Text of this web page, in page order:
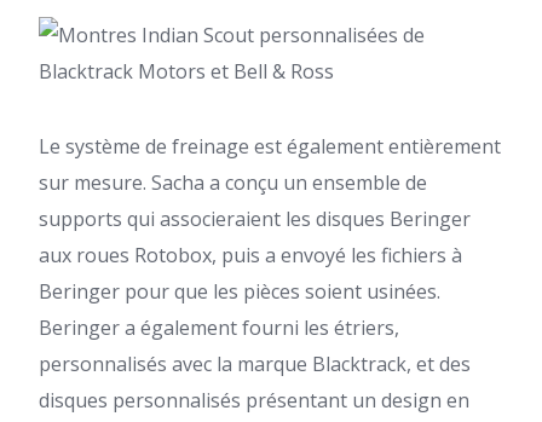
Le système de freinage est également entièrement
sur mesure. Sacha a conçu un ensemble de
supports qui associeraient les disques Beringer
aux roues Rotobox, puis a envoyé les fichiers à
Beringer pour que les pièces soient usinées.
Beringer a également fourni les étriers,
personnalisés avec la marque Blacktrack, et des
disques personnalisés présentant un design en